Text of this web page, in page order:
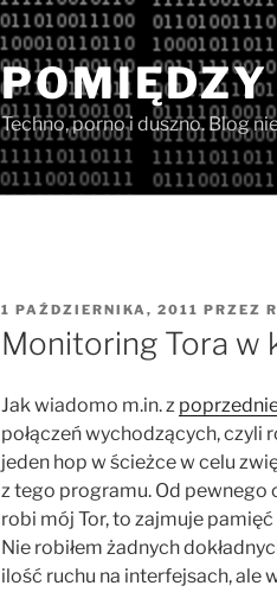
Techno, porno i duszno. Blog
OPUBLIKOWANE
W
1 PAŹDZIERNIKA, 2011 PRZEZ
Monitoring Tora w
Jak wiadomo m.in. z
połączeń wychodzących, czyli
jeden hop w ścieżce w celu
z tego programu. Od pewnego
robi mój Tor, to zajmuje
Nie robiłem żadnych
ilość ruchu na interfejsach, ale